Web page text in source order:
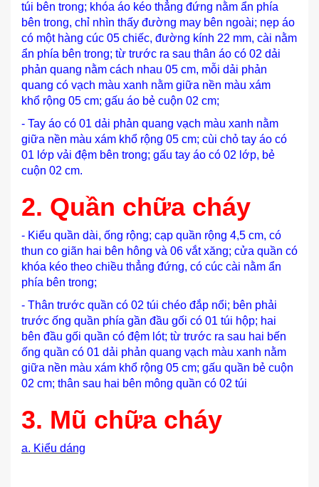
túi bên trong; khóa áo kéo thẳng đứng nằm ẩn phía
bên trong, chỉ nhìn thấy đường may bên ngoài; nẹp áo
có một hàng cúc 05 chiếc, đường kính 22 mm, cài nằm
ẩn phía bên trong; từ trước ra sau thân áo có 02 dải
phản quang nằm cách nhau 05 cm, mỗi dải phản
quang có vạch màu xanh nằm giữa nền màu xám
khổ rộng 05 cm; gấu áo bẻ cuộn 02 cm;
- Tay áo có 01 dải phản quang vạch màu xanh nằm
giữa nền màu xám khổ rộng 05 cm; cùi chỏ tay áo có
01 lớp vải đệm bên trong; gấu tay áo có 02 lớp, bẻ
cuộn 02 cm.
2. Quần chữa cháy
- Kiểu quần dài, ống rộng; cạp quần rộng 4,5 cm, có
thun co giãn hai bên hông và 06 vắt xăng; cửa quần có
khóa kéo theo chiều thẳng đứng, có cúc cài nằm ẩn
phía bên trong;
- Thân trước quần có 02 túi chéo đắp nổi; bên phải
trước ống quần phía gần đầu gối có 01 túi hộp; hai
bên đầu gối quần có đệm lót; từ trước ra sau hai bến
ống quần có 01 dải phản quang vạch màu xanh nằm
giữa nền màu xám khổ rộng 05 cm; gấu quần bẻ cuộn
02 cm; thân sau hai bên mông quần có 02 túi
3. Mũ chữa cháy
a. Kiểu dáng